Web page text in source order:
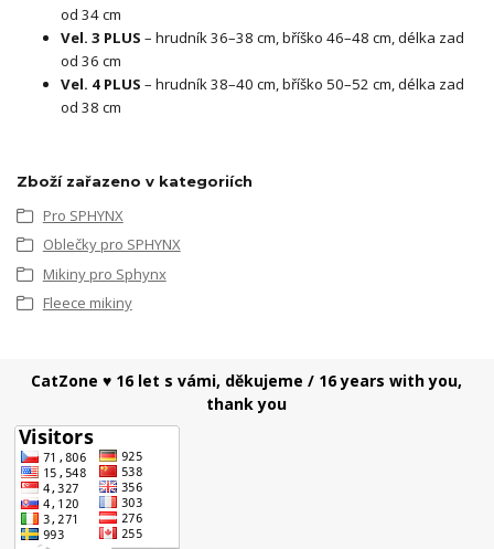
od 34 cm
Vel. 3 PLUS – hrudník 36–38 cm, bříško 46–48 cm, délka zad
od 36 cm
Vel. 4 PLUS – hrudník 38–40 cm, bříško 50–52 cm, délka zad
od 38 cm
Zboží zařazeno v kategoriích
Pro SPHYNX
Oblečky pro SPHYNX
Mikiny pro Sphynx
Fleece mikiny
CatZone ♥ 16 let s vámi, děkujeme / 16 years with you,
thank you